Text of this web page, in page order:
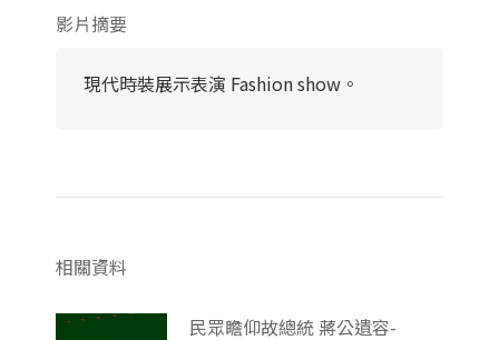
影片摘要
現代時裝展示表演 Fashion show。
相關資料
民眾瞻仰故總統 蔣公遺容-